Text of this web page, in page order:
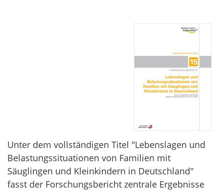
Unter dem vollständigen Titel "Lebenslagen und
Belastungssituationen von Familien mit
Säuglingen und Kleinkindern in Deutschland"
fasst der Forschungsbericht zentrale Ergebnisse